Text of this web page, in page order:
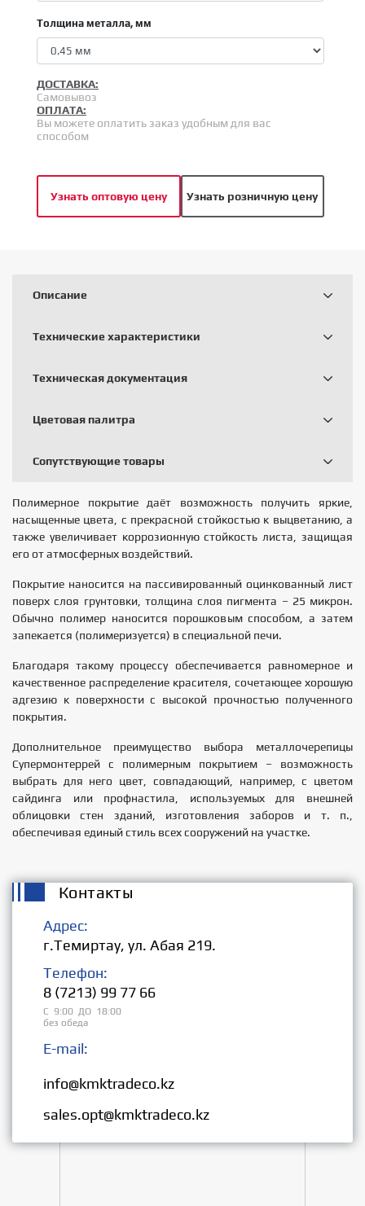
Толщина металла, мм
ДОСТАВКА:
Самовывоз
ОПЛАТА:
Вы можете оплатить заказ удобным для вас
способом
Узнать оптовую цену Узнать розничную цену
Описание
Технические характеристики
Техническая документация
Цветовая палитра
Сопутствующие товары
Полимерное покрытие даёт возможность получить яркие,
насыщенные цвета, с прекрасной стойкостью к выцветанию, а
также увеличивает коррозионную стойкость листа, защищая
его от атмосферных воздействий.
Покрытие наносится на пассивированный оцинкованный лист
поверх слоя грунтовки, толщина слоя пигмента – 25 микрон.
Обычно полимер наносится порошковым способом, а затем
запекается (полимеризуется) в специальной печи.
Благодаря такому процессу обеспечивается равномерное и
качественное распределение красителя, сочетающее хорошую
адгезию к поверхности с высокой прочностью полученного
покрытия.
Дополнительное преимущество выбора металлочерепицы
Супермонтеррей с полимерным покрытием – возможность
выбрать для него цвет, совпадающий, например, с цветом
сайдинга или профнастила, используемых для внешней
облицовки стен зданий, изготовления заборов и т. п.,
обеспечивая единый стиль всех сооружений на участке.
Контакты
Адрес:
г.Темиртау, ул. Абая 219.
Телефон:
8 (7213) 99 77 66
С 9:00 ДО 18:00
без обеда
E-mail:
info@kmktradeco.kz
sales.opt@kmktradeco.kz